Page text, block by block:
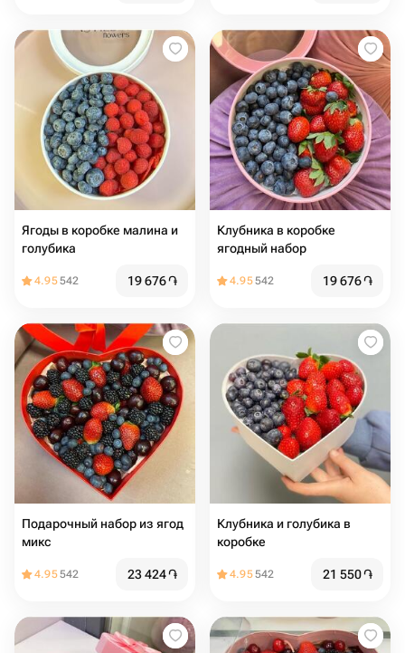
Ягоды в коробке малина и
голубика
4.95542 19 676֏
Клубника в коробке
ягодный набор
4.95542 19 676֏
Подарочный набор из ягод
микс
4.95542 23 424֏
Клубника и голубика в
коробке
4.95542 21 550֏